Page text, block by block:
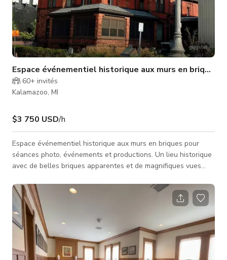
Espace événementiel historique aux murs en briques
60+ invités
Kalamazoo, MI
$3 750 USD/h
Espace événementiel historique aux murs en briques pour
séances photo, événements et productions. Un lieu historique
avec de belles briques apparentes et de magnifiques vues
complète du lieu. Peut accueillir jusqu'à 170 personnes.